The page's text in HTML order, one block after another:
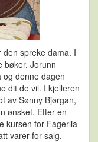
den spreke dama. I
bøker. Jorunn
og denne dagen
dit de vil. I kjelleren
av Sønny Bjørgan,
ønsket. Etter en
kursen for Fagerlia
varer for salg.